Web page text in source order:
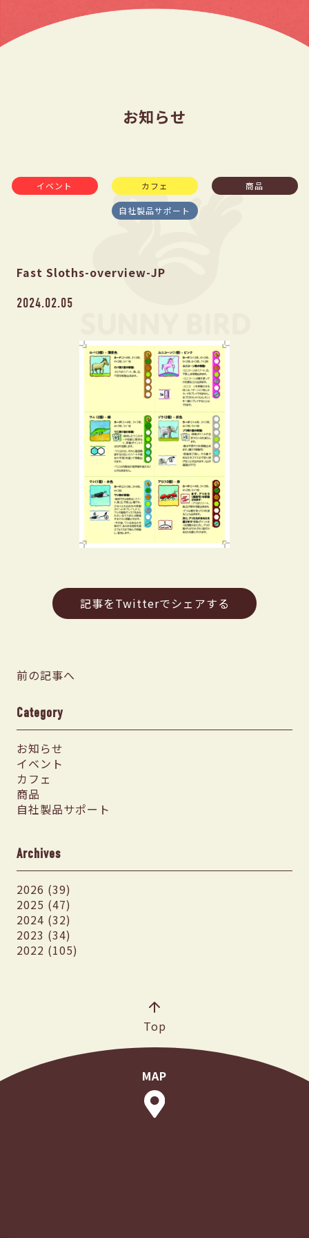
お知らせ
イベント カフェ 商品
自社製品サポート
Fast Sloths-overview-JP
2024.02.05
記事をTwitterでシェアする
前の記事へ
Category
お知らせ
イベント
カフェ
商品
自社製品サポート
Archives
2026 (39)
2025 (47)
2024 (32)
2023 (34)
2022 (105)
Top
MAP